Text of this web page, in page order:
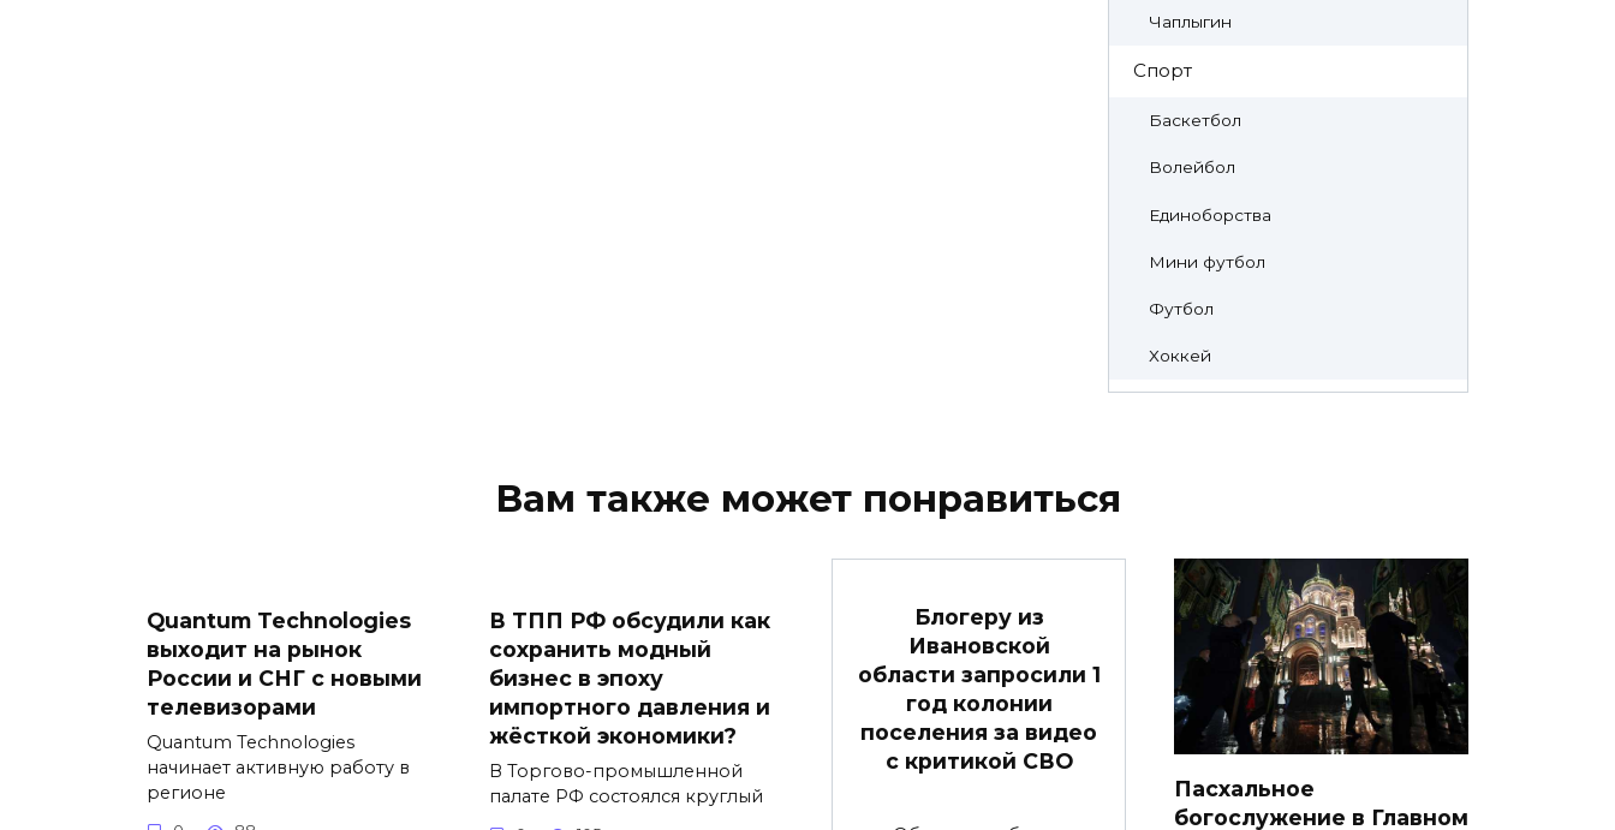
Чаплыгин
Спорт
Баскетбол
Волейбол
Единоборства
Мини футбол
Футбол
Хоккей
Вам также может понравиться
Quantum Technologies
выходит на рынок
России и СНГ с новыми
телевизорами
Quantum Technologies
начинает активную работу в
регионе
В ТПП РФ обсудили как
сохранить модный
бизнес в эпоху
импортного давления и
жёсткой экономики?
В Торгово-промышленной
палате РФ состоялся круглый
Блогеру из
Ивановской
области запросили 1
год колонии
поселения за видео
с критикой СВО
Пасхальное
богослужение в Главном